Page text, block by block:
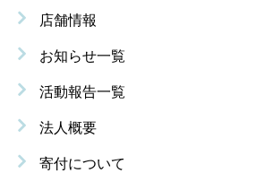
店舗情報
お知らせ一覧
活動報告一覧
法人概要
寄付について